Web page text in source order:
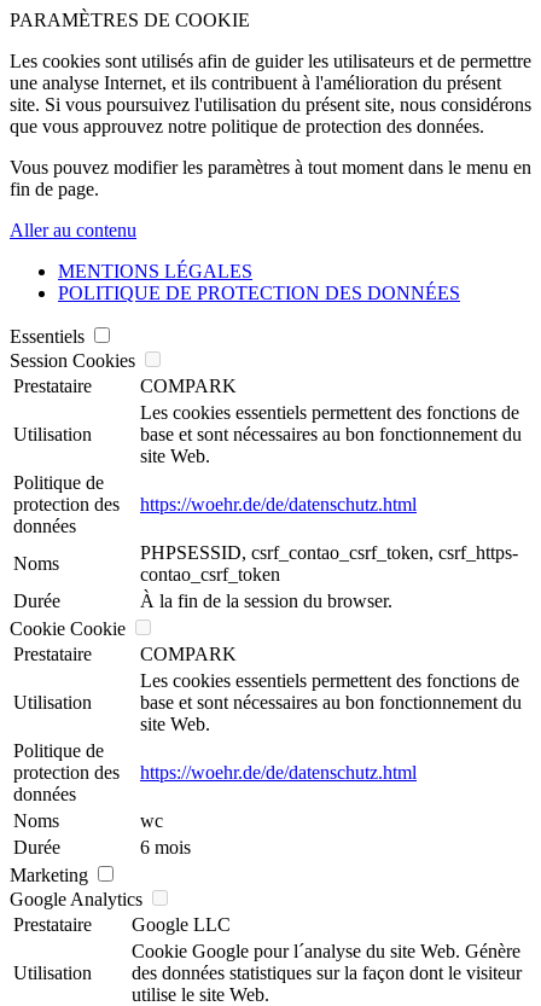
PARAMÈTRES DE COOKIE
Les cookies sont utilisés afin de guider les utilisateurs et de permettre
une analyse Internet, et ils contribuent à l'amélioration du présent
site. Si vous poursuivez l'utilisation du présent site, nous considérons
que vous approuvez notre politique de protection des données.
Vous pouvez modifier les paramètres à tout moment dans le menu en
fin de page.
Aller au contenu
MENTIONS LÉGALES
POLITIQUE DE PROTECTION DES DONNÉES
Essentiels
Session Cookies
Prestataire
COMPARK
Utilisation
Les cookies essentiels permettent des fonctions de
base et sont nécessaires au bon fonctionnement du
site Web.
Politique de
protection des
données
https://woehr.de/de/datenschutz.html
Noms
PHPSESSID, csrf_contao_csrf_token, csrf_https-
contao_csrf_token
Durée
À la fin de la session du browser.
Cookie Cookie
Prestataire
COMPARK
Utilisation
Les cookies essentiels permettent des fonctions de
base et sont nécessaires au bon fonctionnement du
site Web.
Politique de
protection des
données
https://woehr.de/de/datenschutz.html
Noms
wc
Durée
6 mois
Marketing
Google Analytics
Prestataire
Google LLC
Utilisation
Cookie Google pour l´analyse du site Web. Génère
des données statistiques sur la façon dont le visiteur
utilise le site Web.